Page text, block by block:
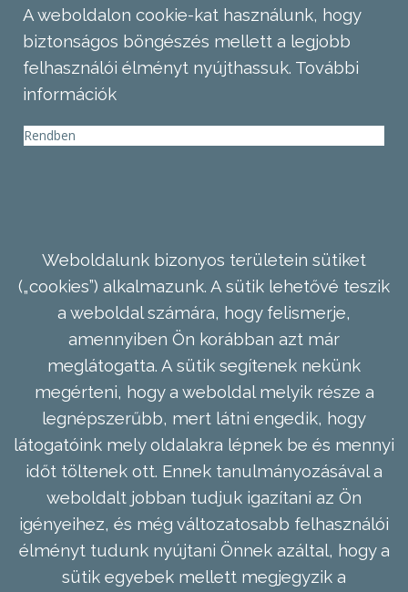
A weboldalon cookie-kat használunk, hogy
biztonságos böngészés mellett a legjobb
felhasználói élményt nyújthassuk. További
információk
Rendben
Weboldalunk bizonyos területein sütiket
(„cookies”) alkalmazunk. A sütik lehetővé teszik
a weboldal számára, hogy felismerje,
amennyiben Ön korábban azt már
meglátogatta. A sütik segítenek nekünk
megérteni, hogy a weboldal melyik része a
legnépszerűbb, mert látni engedik, hogy
látogatóink mely oldalakra lépnek be és mennyi
időt töltenek ott. Ennek tanulmányozásával a
weboldalt jobban tudjuk igazítani az Ön
igényeihez, és még változatosabb felhasználói
élményt tudunk nyújtani Önnek azáltal, hogy a
sütik egyebek mellett megjegyzik a